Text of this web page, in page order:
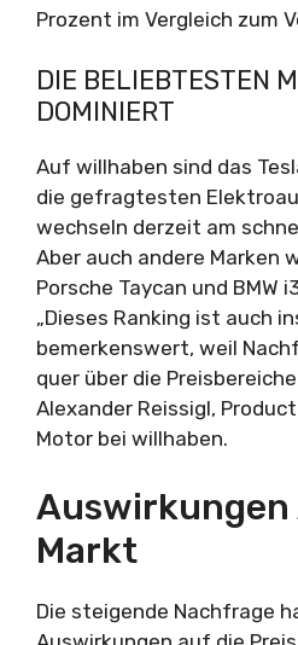
Prozent im Vergleich zum
DIE BELIEBTESTEN
DOMINIERT
Auf willhaben sind das
die gefragtesten
wechseln derzeit am
Aber auch andere Marken
Porsche Taycan und BMW
„Dieses Ranking ist auch
bemerkenswert, weil
quer über die
Alexander Reissigl,
Motor bei willhaben.
Auswirkungen
Markt
Die steigende Nachfrage